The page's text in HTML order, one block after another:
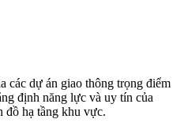
các dự án giao thông trọng điểm
định năng lực và uy tín của
đồ hạ tầng khu vực.